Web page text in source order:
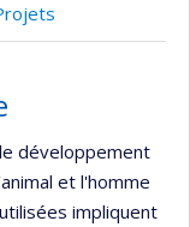
développement
et l'homme
impliquent